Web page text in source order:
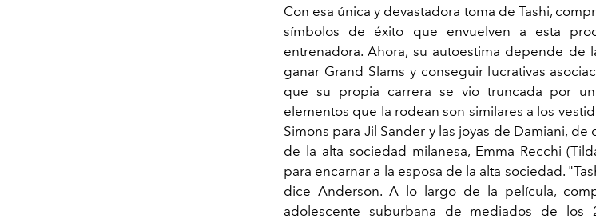
Con esa única y devastadora toma de Tashi,
símbolos de éxito que envuelven a esta
entrenadora. Ahora, su autoestima depende de
ganar Grand Slams y conseguir lucrativas
que su propia carrera se vio truncada por
elementos que la rodean son similares a los
Simons para Jil Sander y las joyas de Damiani,
de la alta sociedad milanesa, Emma Recchi
para encarnar a la esposa de la alta sociedad.
dice Anderson. A lo largo de la película,
adolescente suburbana de mediados de los